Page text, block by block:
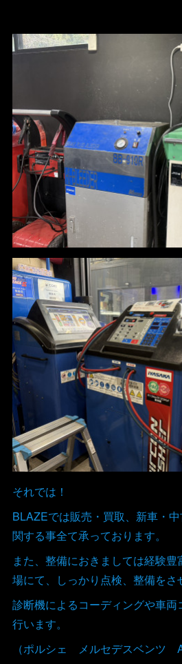
それでは！
BLAZEでは販売・買取、新車・
関する事全て承っております。
また、整備におきましては経験
場にて、しっかり点検、整備をさ
診断機によるコーディングや車両
行います。
（ポルシェ メルセデスベン